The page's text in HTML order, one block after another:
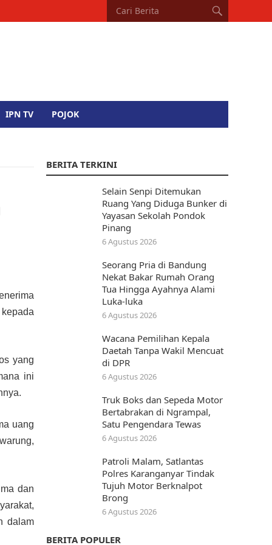
IPN TV POJOK
yang
ini
uang
dan
dalam
BERITA TERKINI
Selain Senpi Ditemukan
Ruang Yang Diduga Bunker di
Yayasan Sekolah Pondok
Pinang
6 Agustus 2026
Seorang Pria di Bandung
Nekat Bakar Rumah Orang
Tua Hingga Ayahnya Alami
Luka-luka
6 Agustus 2026
Wacana Pemilihan Kepala
Daetah Tanpa Wakil Mencuat
di DPR
6 Agustus 2026
Truk Boks dan Sepeda Motor
Bertabrakan di Ngrampal,
Satu Pengendara Tewas
6 Agustus 2026
Patroli Malam, Satlantas
Polres Karanganyar Tindak
Tujuh Motor Berknalpot
Brong
6 Agustus 2026
BERITA POPULER